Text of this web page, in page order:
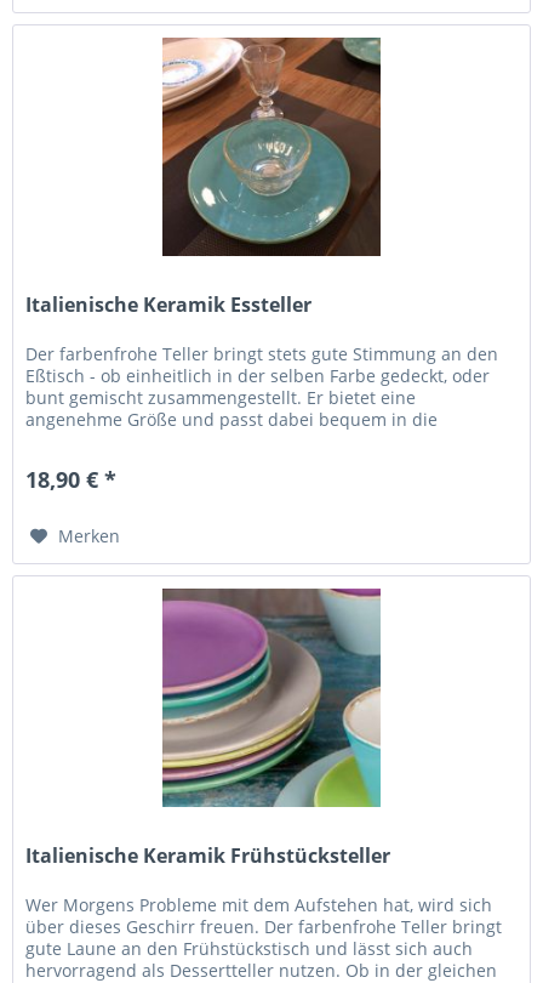
Italienische Keramik Essteller
Der farbenfrohe Teller bringt stets gute Stimmung an den
Eßtisch - ob einheitlich in der selben Farbe gedeckt, oder
bunt gemischt zusammengestellt. Er bietet eine
angenehme Größe und passt dabei bequem in die
18,90 € *
Merken
Italienische Keramik Frühstücksteller
Wer Morgens Probleme mit dem Aufstehen hat, wird sich
über dieses Geschirr freuen. Der farbenfrohe Teller bringt
gute Laune an den Frühstückstisch und lässt sich auch
hervorragend als Dessertteller nutzen. Ob in der gleichen